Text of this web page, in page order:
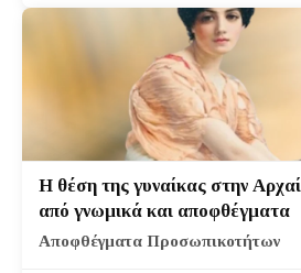
Η θέση της γυναίκας στην
από γνωμικά και αποφθέγματα
Αποφθέγματα Προσωπικοτήτων